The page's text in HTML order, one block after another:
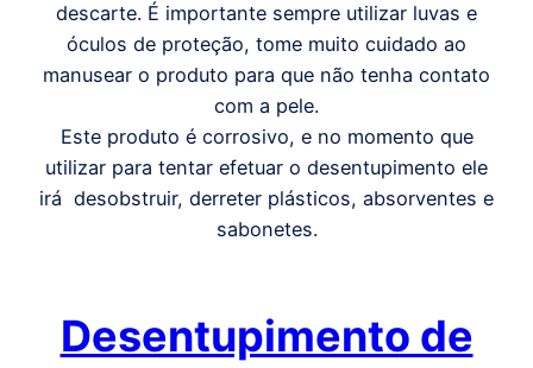
descarte. É importante sempre utilizar luvas e
óculos de proteção, tome muito cuidado ao
manusear o produto para que não tenha contato
com a pele.
Este produto é corrosivo, e no momento que
utilizar para tentar efetuar o desentupimento ele
irá desobstruir, derreter plásticos, absorventes e
sabonetes.
Desentupimento de